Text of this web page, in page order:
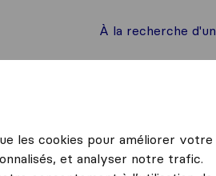
À la recherche d'un
les cookies pour améliorer votre
et analyser notre trafic.